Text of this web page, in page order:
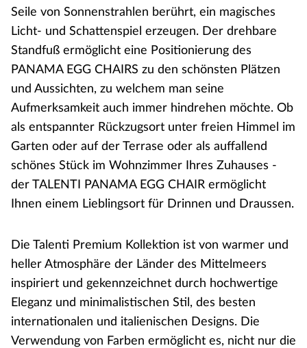
Seile von Sonnenstrahlen berührt, ein magisches
Licht- und Schattenspiel erzeugen. Der drehbare
Standfuß ermöglicht eine Positionierung des
PANAMA EGG CHAIRS zu den schönsten Plätzen
und Aussichten, zu welchem man seine
Aufmerksamkeit auch immer hindrehen möchte. Ob
als entspannter Rückzugsort unter freien Himmel im
Garten oder auf der Terrase oder als auffallend
schönes Stück im Wohnzimmer Ihres Zuhauses -
der TALENTI PANAMA EGG CHAIR ermöglicht
Ihnen einem Lieblingsort für Drinnen und Draussen.
Die Talenti Premium Kollektion ist von warmer und
heller Atmosphäre der Länder des Mittelmeers
inspiriert und gekennzeichnet durch hochwertige
Eleganz und minimalistischen Stil, des besten
internationalen und italienischen Designs. Die
Verwendung von Farben ermöglicht es, nicht nur die